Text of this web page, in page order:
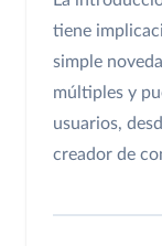
tiene
simple
múltiples y
usuarios,
creador de